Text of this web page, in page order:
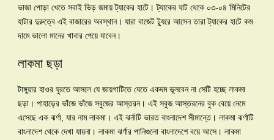
ভাজা পোড়া খেতে সবাই ভিড় জমায় ট্যাকের হাটে। ট্যাকের ঘাট থেকে ০৩-০৪ মিনিটের
হাটার দুরুত্বে এই বাজারের অবস্থান। যারা বাজেট ট্যুরে আসেন তারা ট্যাকের হাটে কম
দামে ভালো মানের খাবার পেয়ে যাবেন।
লাকমা ছড়া
টাঙ্গুয়ার হাওর ঘুরতে আসলে যে জায়গাটিতে যেতে একদম ভূলবেন না সেটি হচ্ছে লাকমা
ছড়া। পাহাড়ের ভাঁজে ভাঁজে সবুজের আস্তরন। এই সবুজ আস্তরনের বুক বেয়ে নেমে
এসেছে এক ঝর্ণা, যার নাম লাকমা। এই ঝর্নাটি ভারত বাংলাদেশ সীমান্তে। লাকমা ঝর্ণাটি
বাংলাদেশ থেকে দেখা যায়না। লাকমা ঝর্ণার পানিগুলো বাংলাদেশে বয়ে আসে। লাকমা